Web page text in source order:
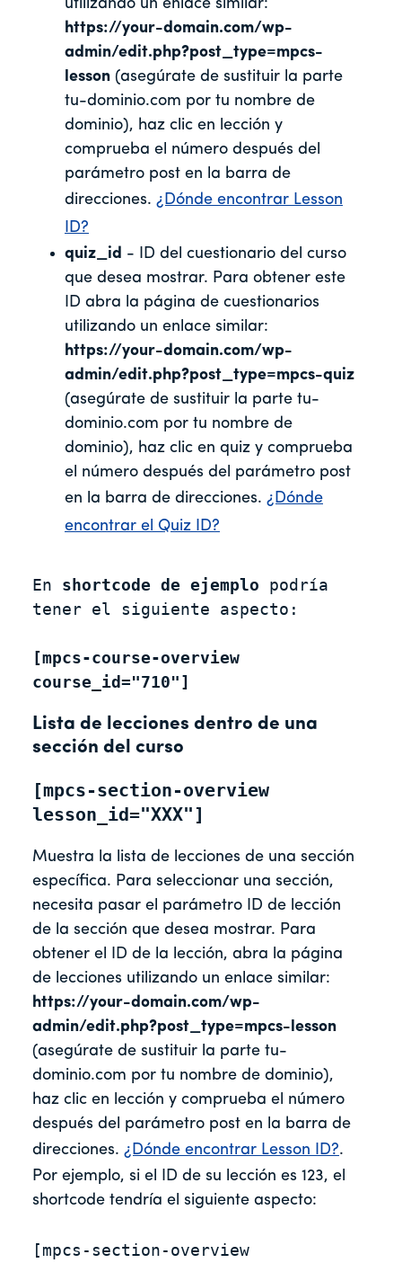
utilizando un enlace similar:
https://your-domain.com/wp-
admin/edit.php?post_type=mpcs-
lesson (asegúrate de sustituir la parte
tu-dominio.com por tu nombre de
dominio), haz clic en lección y
comprueba el número después del
parámetro post en la barra de
direcciones. ¿Dónde encontrar Lesson
ID?
quiz_id - ID del cuestionario del curso
que desea mostrar. Para obtener este
ID abra la página de cuestionarios
utilizando un enlace similar:
https://your-domain.com/wp-
admin/edit.php?post_type=mpcs-quiz
(asegúrate de sustituir la parte tu-
dominio.com por tu nombre de
dominio), haz clic en quiz y comprueba
el número después del parámetro post
en la barra de direcciones. ¿Dónde
encontrar el Quiz ID?
En shortcode de ejemplo podría
tener el siguiente aspecto:
[mpcs-course-overview
course_id="710"]
Lista de lecciones dentro de una
sección del curso
[mpcs-section-overview
lesson_id="XXX"]
Muestra la lista de lecciones de una sección
específica. Para seleccionar una sección,
necesita pasar el parámetro ID de lección
de la sección que desea mostrar. Para
obtener el ID de la lección, abra la página
de lecciones utilizando un enlace similar:
https://your-domain.com/wp-
admin/edit.php?post_type=mpcs-lesson
(asegúrate de sustituir la parte tu-
dominio.com por tu nombre de dominio),
haz clic en lección y comprueba el número
después del parámetro post en la barra de
direcciones. ¿Dónde encontrar Lesson ID?.
Por ejemplo, si el ID de su lección es 123, el
shortcode tendría el siguiente aspecto:
[mpcs-section-overview